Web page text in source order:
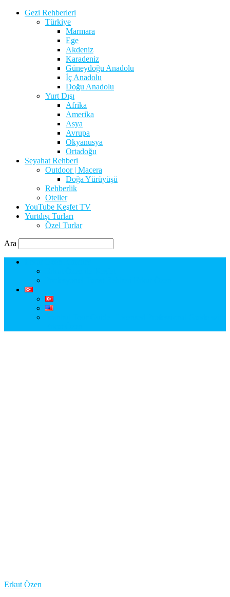
Gezi Rehberleri
Türkiye
Marmara
Ege
Akdeniz
Karadeniz
Güneydoğu Anadolu
İç Anadolu
Doğu Anadolu
Yurt Dışı
Afrika
Amerika
Asya
Avrupa
Okyanusya
Ortadoğu
Seyahat Rehberi
Outdoor | Macera
Doğa Yürüyüşü
Rehberlik
Oteller
YouTube Keşfet TV
Yurtdışı Turları
Özel Turlar
Ara
Erkut Özen